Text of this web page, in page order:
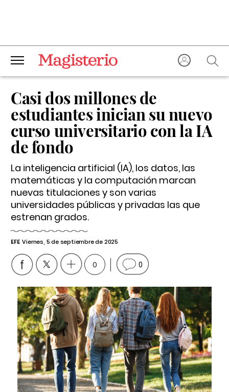
Casi dos millones de
estudiantes inician su nuevo
curso universitario con la IA
de fondo
La inteligencia artificial (IA), los datos, las
matemáticas y la computación marcan
nuevas titulaciones y son varias
universidades públicas y privadas las que
estrenan grados.
EFE Viernes, 5 de septiembre de 2025
0 0